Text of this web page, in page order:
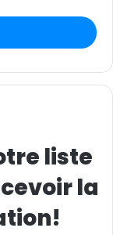
liste
la